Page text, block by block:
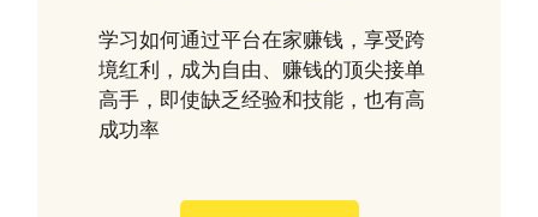
学习如何通过平台在家赚钱，享受跨
境红利，成为自由、赚钱的顶尖接单
高手，即使缺乏经验和技能，也有高
成功率